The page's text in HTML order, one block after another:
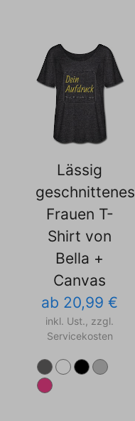
Lässig
geschnittenes
Frauen T-
Shirt von
Bella +
Canvas
ab 20,99 €
inkl. Ust., zzgl.
Servicekosten